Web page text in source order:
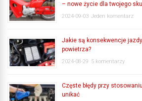
– nowe życie dla twojego
2024-09-03 Jeden komentarz
Jakie są konsekwencje
powietrza?
2024-08-29 5 komentarzy
Częste błędy przy
unikać